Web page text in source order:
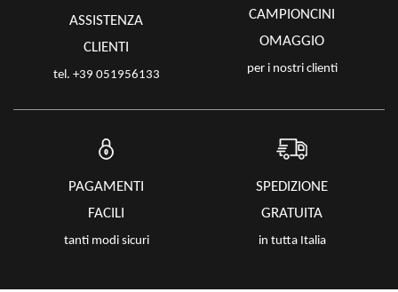
ASSISTENZA
CLIENTI
tel. +39 051956133
CAMPIONCINI
OMAGGIO
per i nostri clienti
PAGAMENTI
FACILI
tanti modi sicuri
SPEDIZIONE
GRATUITA
in tutta Italia